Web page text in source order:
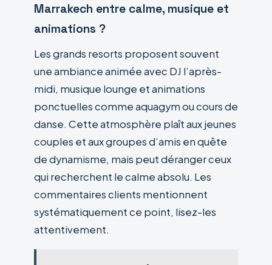
Marrakech entre calme, musique et
animations ?
Les grands resorts proposent souvent
une ambiance animée avec DJ l’après-
midi, musique lounge et animations
ponctuelles comme aquagym ou cours de
danse. Cette atmosphère plaît aux jeunes
couples et aux groupes d’amis en quête
de dynamisme, mais peut déranger ceux
qui recherchent le calme absolu. Les
commentaires clients mentionnent
systématiquement ce point, lisez-les
attentivement.